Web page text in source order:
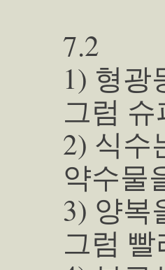
7.2
1) 형광
그럼
2) 식수
약수물
3) 양복
그럼